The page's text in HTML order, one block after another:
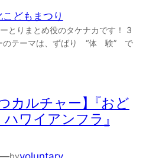
どもまつり
とりまとめ役のタケナカです！ 3
のテーマは、ずばり “体 験” で
カルチャー】『おど
ワイアンフラ』
by